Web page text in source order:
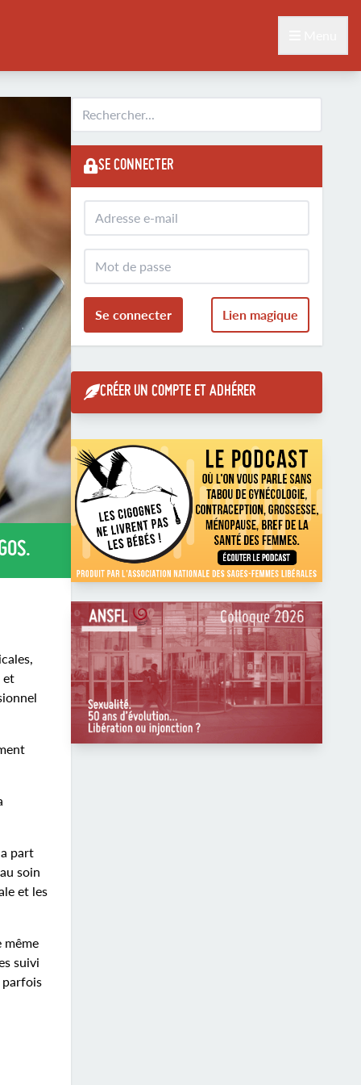
et
part
soin
et les
même
suivi
parfois
SE CONNECTER
Se connecter Lien magique
CRÉER UN COMPTE ET ADHÉRER